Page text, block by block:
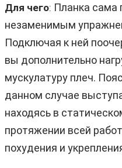
Для чего: Планка сама
незаменимым
Подключая к ней
вы дополнительно
мускулатуру плеч.
данном случае
находясь в
протяжении всей
похудения и